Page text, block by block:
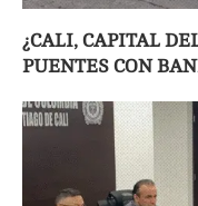
¿CALI, CAPITAL
PUENTES CON